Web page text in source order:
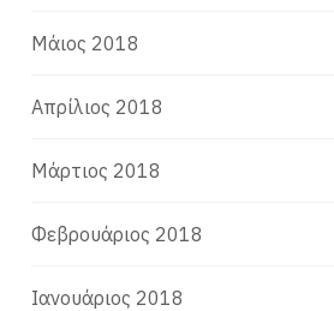
Μάιος 2018
Απρίλιος 2018
Μάρτιος 2018
Φεβρουάριος 2018
Ιανουάριος 2018